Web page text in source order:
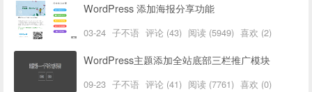
WordPress 添加海报分享功能
03-24 子不语 评论 (43) 阅读 (5949) 喜欢 (2)
WordPress主题添加全站底部三栏推广模块
09-23 子不语 评论 (41) 阅读 (7761) 喜欢 (0)